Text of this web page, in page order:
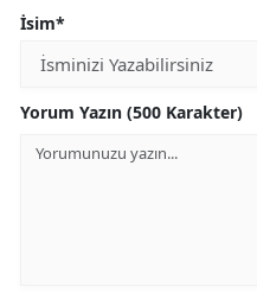
İsim*
Yorum Yazın (500 Karakter)